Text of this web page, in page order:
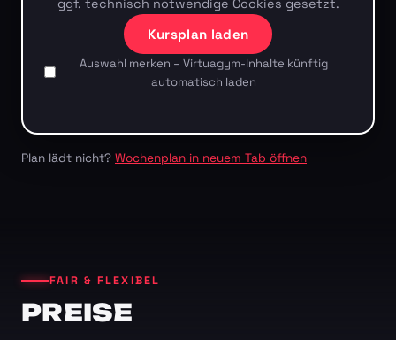
ggf. technisch notwendige Cookies gesetzt.
Kursplan laden
Auswahl merken – Virtuagym-Inhalte künftig
automatisch laden
Plan lädt nicht? Wochenplan in neuem Tab öffnen
FAIR & FLEXIBEL
PREISE